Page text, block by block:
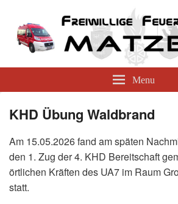
Menu
KHD Übung Waldbrand
Am 15.05.2026 fand am späten
den 1. Zug der 4. KHD Bereitschaft
örtlichen Kräften des UA7 im Raum
statt.